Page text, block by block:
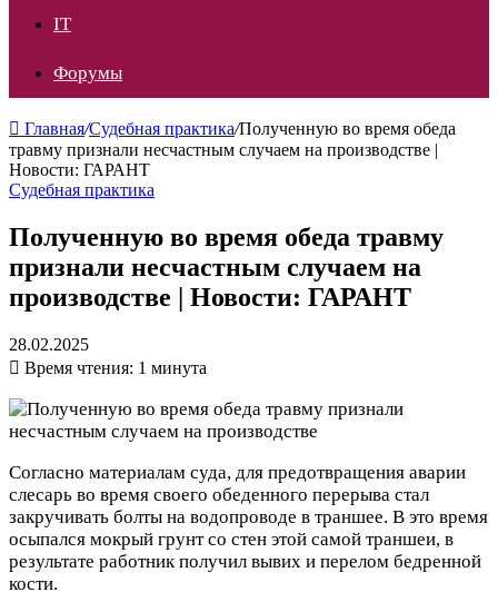
IT
Форумы
Главная/Судебная практика/Полученную во время обеда
травму признали несчастным случаем на производстве |
Новости: ГАРАНТ
Судебная практика
Полученную во время обеда травму
признали несчастным случаем на
производстве | Новости: ГАРАНТ
28.02.2025
Время чтения: 1 минута
Согласно материалам суда, для предотвращения аварии
слесарь во время своего обеденного перерыва стал
закручивать болты на водопроводе в траншее. В это время
осыпался мокрый грунт со стен этой самой траншеи, в
результате работник получил вывих и перелом бедренной
кости.